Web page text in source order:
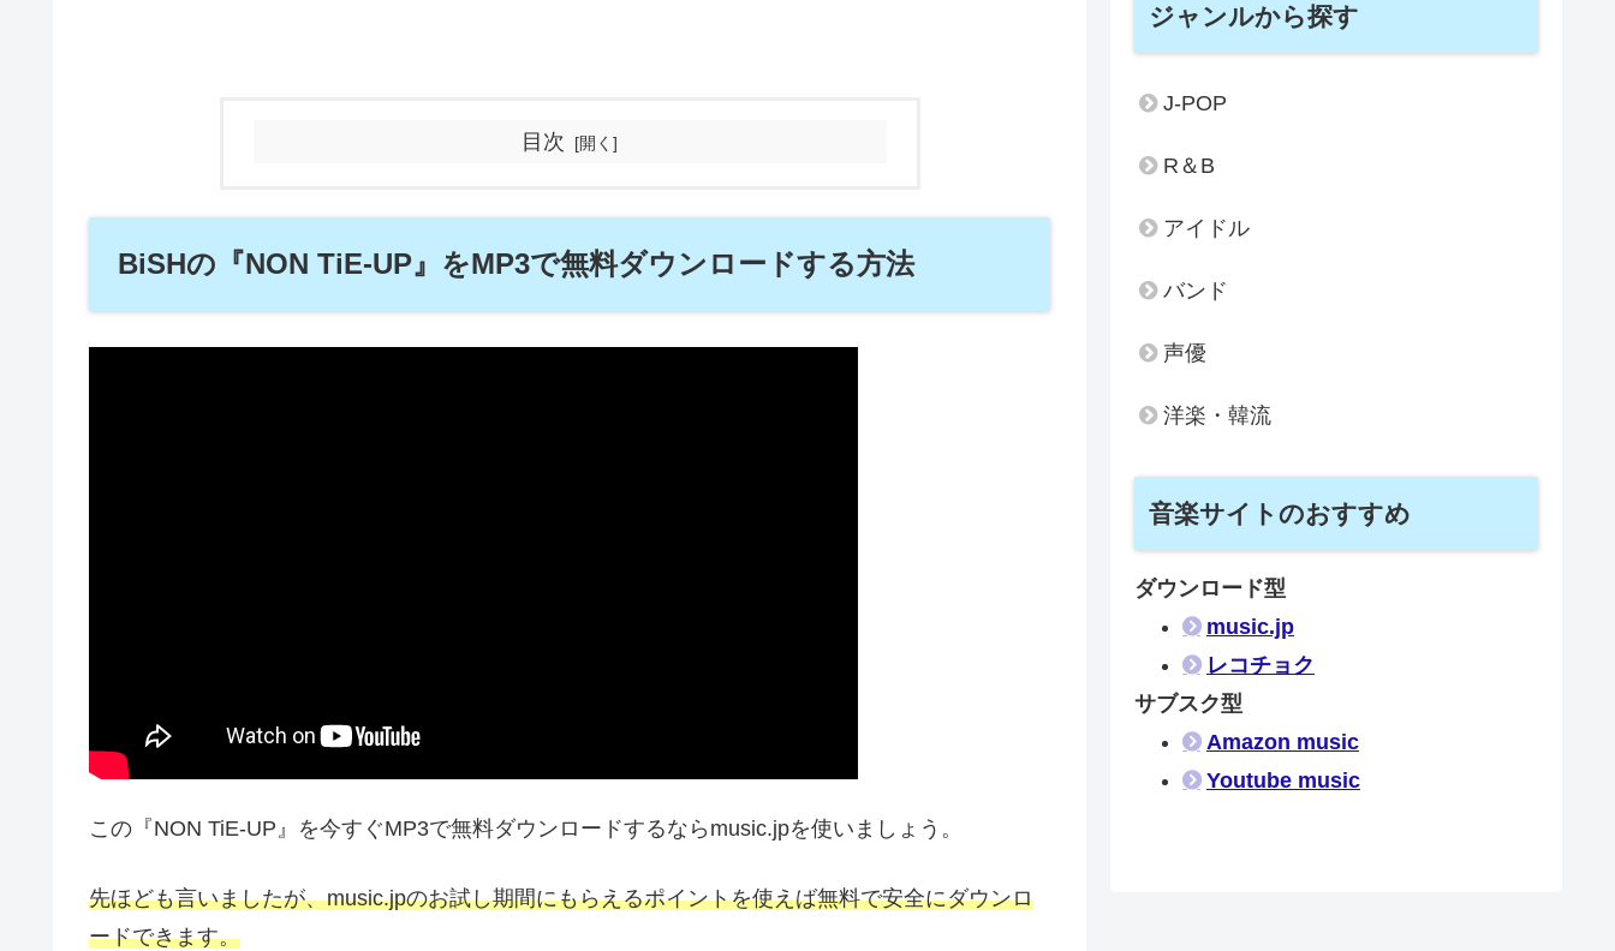
目次
BiSHの『NON TiE-UP』をMP3で無料ダウンロードする方法
この『NON TiE-UP』を今すぐMP3で無料ダウンロードするならmusic.jpを使いましょう。
先ほども言いましたが、music.jpのお試し期間にもらえるポイントを使えば無料で安全にダウンロ
ードできます。
ジャンルから探す
J-POP
R＆B
アイドル
バンド
声優
洋楽・韓流
音楽サイトのおすすめ
ダウンロード型
music.jp
レコチョク
サブスク型
Amazon music
Youtube music